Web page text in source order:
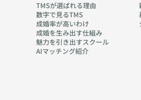
w
w.
ch
err
y-
TMSが選ばれる理由
数字で見るTMS
成婚率が高いわけ
成婚を生み出す仕組み
魅力を引き出すスクール
AIマッチング紹介